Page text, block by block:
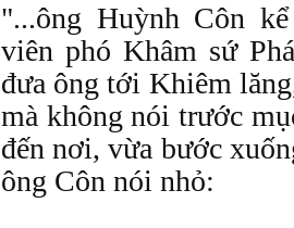
"...ông Huỳnh Côn
viên phó Khâm sứ
đưa ông tới Khiêm
mà không nói trước
đến nơi, vừa bước
ông Côn nói nhỏ: